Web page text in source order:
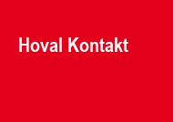
Hoval Kontakt